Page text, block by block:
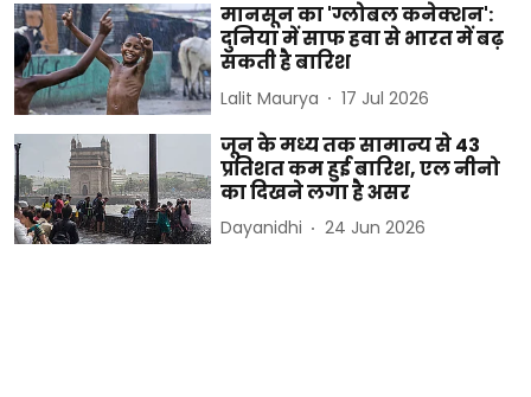
मानसून का 'ग्लोबल कनेक्शन':
दुनिया में साफ हवा से भारत में बढ़
सकती है बारिश
Lalit Maurya 17 Jul 2026
जून के मध्य तक सामान्य से 43
प्रतिशत कम हुई बारिश, एल नीनो
का दिखने लगा है असर
Dayanidhi 24 Jun 2026